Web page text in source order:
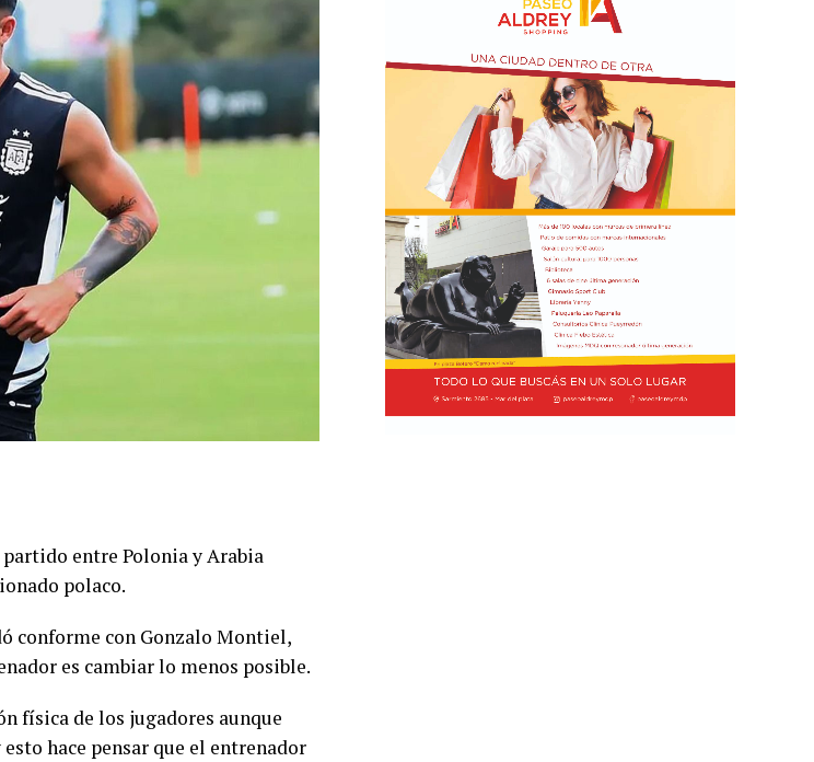
entre Polonia y Arabia
polaco.
conforme con Gonzalo Montiel,
es cambiar lo menos posible.
física de los jugadores aunque
hace pensar que el entrenador